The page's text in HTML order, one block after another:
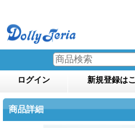
ログイン 新規登録は
商品詳細